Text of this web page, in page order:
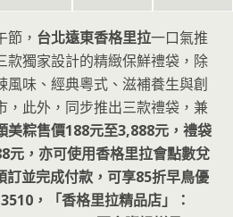
， 台北遠東香格里拉一口氣推
款獨家設計的精緻保鮮禮袋，除
味、經典粵式、滋補養生與創
，此外，同步推出三款禮袋，兼
美粽售價188元至3,888元，禮袋
元，亦可使用香格里拉會點數兌
並完成付款，可享85折早鳥優
，「香格里拉精品店」：